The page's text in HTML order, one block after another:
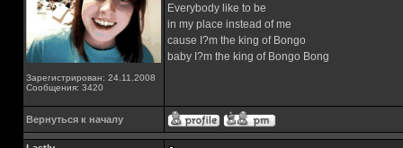
Зарегистрирован: 24.11.2008
Сообщения: 3420
Everybody like to be
in my place instead of me
cause I?m the king of Bongo
baby I?m the king of Bongo Bong
Вернуться к началу